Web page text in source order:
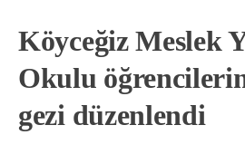
Köyceğiz Meslek
Okulu
gezi düzenlendi